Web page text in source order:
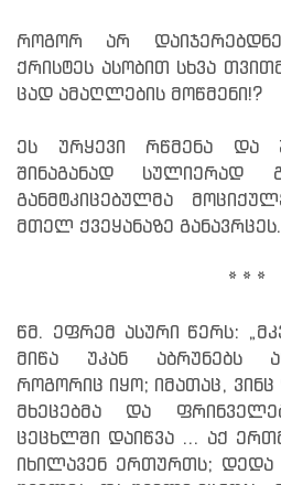
როგორ არ
ქრისტეს ასობით სხვა
ცად ამაღლების მოწმენი!?
ეს ურყევი რწმენა და
შინაგანად სულიერად
განმტკიცებულმა
მთელ ქვეყანაზე განავრცეს.
* * *
წმ. ეფრემ ასური წერს:
მიწა უკან აბრუნებს
როგორიც იყო; იმათაც, ვინც
მხეცებმა და
ცეცხლში დაიწვა ... აქ
იხილავენ ერთურთს; დედა